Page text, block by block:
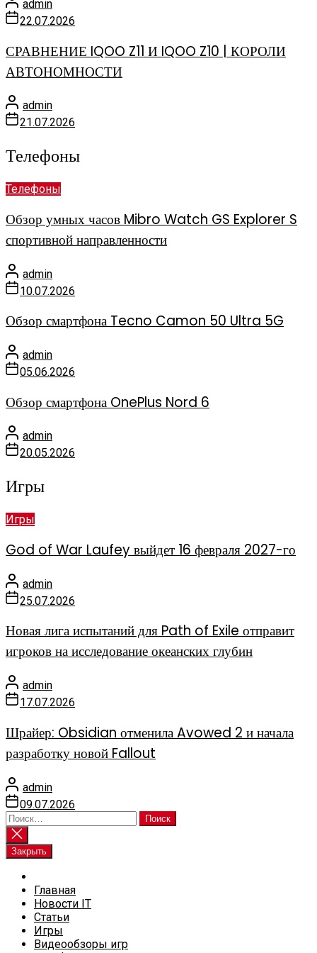
admin
22.07.2026
СРАВНЕНИЕ IQOO Z11 И IQOO Z10 | КОРОЛИ
АВТОНОМНОСТИ
admin
21.07.2026
Телефоны
Телефоны
Обзор умных часов Mibro Watch GS Explorer S
спортивной направленности
admin
10.07.2026
Обзор смартфона Tecno Camon 50 Ultra 5G
admin
05.06.2026
Обзор смартфона OnePlus Nord 6
admin
20.05.2026
Игры
Игры
God of War Laufey выйдет 16 февраля 2027-го
admin
25.07.2026
Новая лига испытаний для Path of Exile отправит
игроков на исследование океанских глубин
admin
17.07.2026
Шрайер: Obsidian отменила Avowed 2 и начала
разработку новой Fallout
admin
09.07.2026
Найти:
Закрыть
Главная
Новости IT
Статьи
Игры
Видеообзоры игр